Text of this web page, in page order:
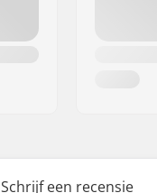
Schrijf een recensie